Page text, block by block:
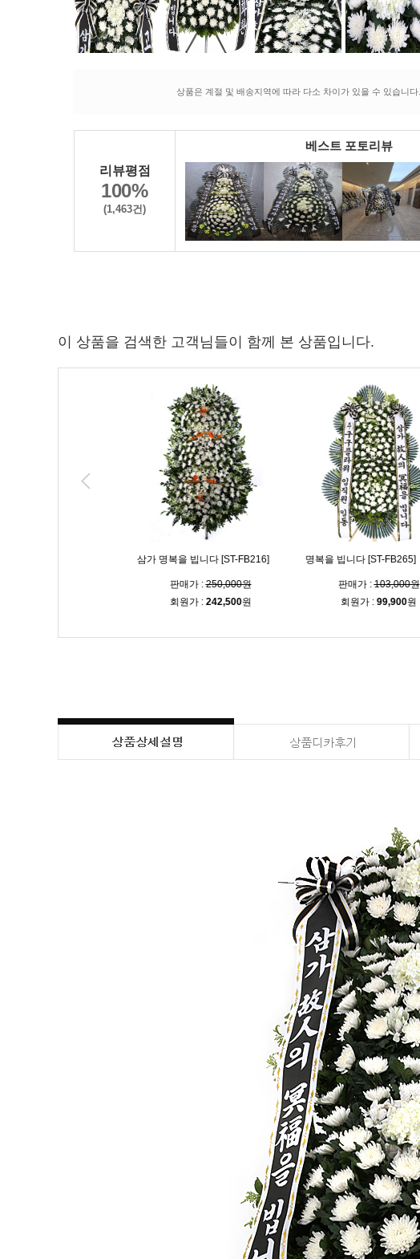
상품은 계절 및 배송지역에 따라 다소 차이가 있을 수 있습니다.
리뷰평점
100%
(1,463건)
베스트 포토리뷰
이 상품을 검색한 고객님들이 함께 본 상품입니다.
삼가 명복을 빕니다 [ST-FB216]
판매가 :250,000원
회원가 :242,500원
명복을 빕니다 [ST-FB265]
판매가 :103,000원
회원가 :99,900원